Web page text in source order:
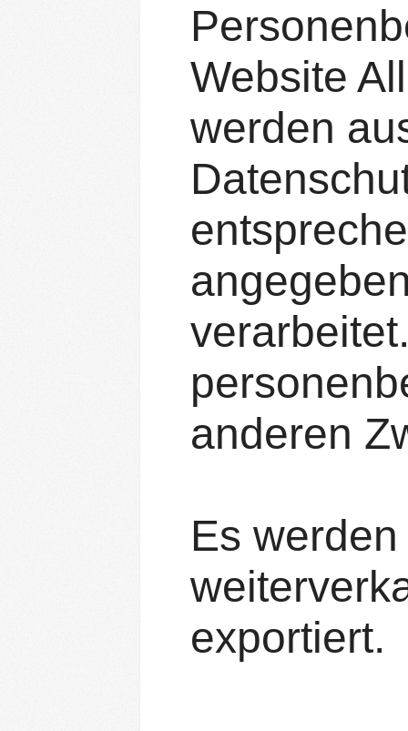
Website
werden
anderen
Es
exportiert.